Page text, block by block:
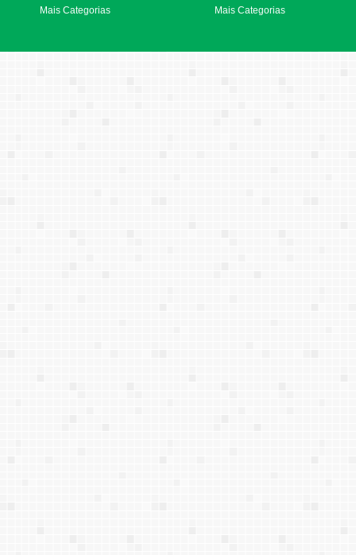
Mais Categorias Mais Categorias